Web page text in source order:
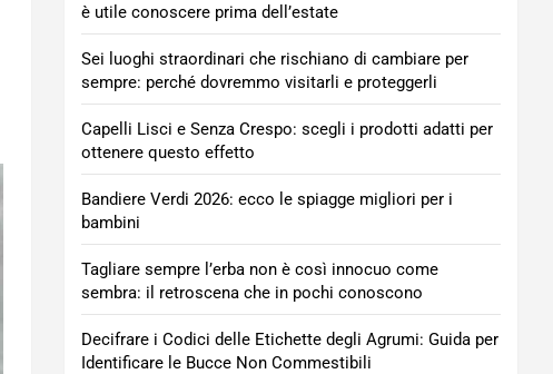
è utile conoscere prima dell’estate
Sei luoghi straordinari che rischiano di cambiare per
sempre: perché dovremmo visitarli e proteggerli
Capelli Lisci e Senza Crespo: scegli i prodotti adatti per
ottenere questo effetto
Bandiere Verdi 2026: ecco le spiagge migliori per i
bambini
Tagliare sempre l’erba non è così innocuo come
sembra: il retroscena che in pochi conoscono
Decifrare i Codici delle Etichette degli Agrumi: Guida per
Identificare le Bucce Non Commestibili